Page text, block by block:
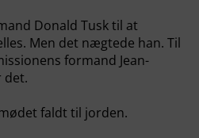
Donald Tusk til at
Men det nægtede han. Til
formand Jean-
det.
faldt til jorden.